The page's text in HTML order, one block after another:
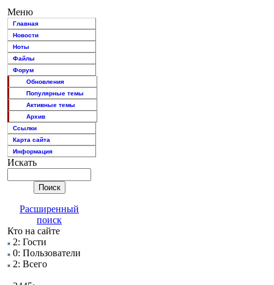
Меню
Главная
Новости
Ноты
Файлы
Форум
Обновления
Популярные темы
Активные темы
Архив
Ссылки
Карта сайта
Информация
Искать
Расширенный
поиск
Кто на сайте
2: Гости
0: Пользователи
2: Всего